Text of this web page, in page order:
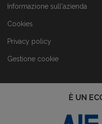
Informazione sull'azienda
Cookies
Privacy policy
Gestione cookie
È UN